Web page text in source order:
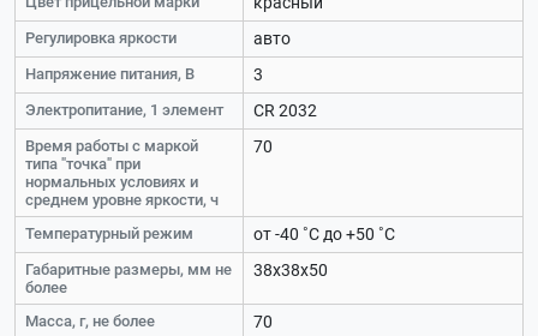
Регулировка яркости авто
Напряжение питания, В 3
Электропитание, 1 элемент СR 2032
Время работы с маркой
типа "точка" при
нормальных условиях и
среднем уровне яркости, ч
70
Температурный режим от -40 ˚С до +50 ˚С
Габаритные размеры, мм не
более
38х38х50
Масса, г, не более 70